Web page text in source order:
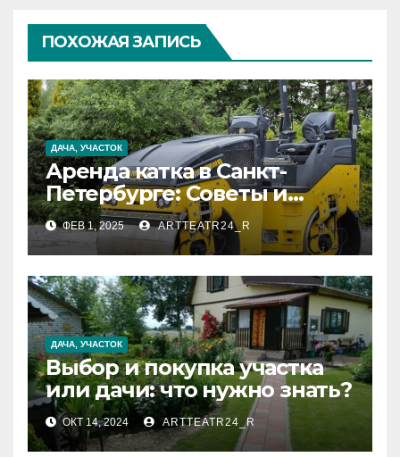
ПОХОЖАЯ ЗАПИСЬ
ДАЧА, УЧАСТОК
Аренда катка в Санкт-
Петербурге: Советы и
Рекомендации
ФЕВ 1, 2025 ARTTEATR24_R
ДАЧА, УЧАСТОК
Выбор и покупка участка
или дачи: что нужно знать?
ОКТ 14, 2024 ARTTEATR24_R